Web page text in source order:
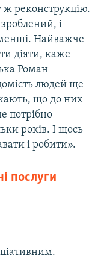
ж реконструкцію.
і
менші. Найважче
діяти, каже
Роман
людей ще
що до них
потрібно
років. І щось
і робити».
послуги